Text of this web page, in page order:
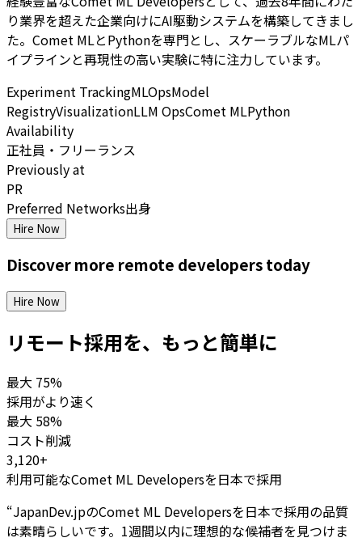
り業界を超えた企業向けにAI駆動システムを構築してきまし
た。Comet MLとPythonを専門とし、スケーラブルなMLパ
イプラインと再現性の高い実験に特に注力しています。
Experiment TrackingMLOpsModel
RegistryVisualizationLLM OpsComet MLPython
Availability
正社員・フリーランス
Previously at
PR
Preferred Networks出身
Hire Now
Discover more remote developerstoday
Hire Now
リモート採用を、もっと簡単に
最大 75%
採用がより速く
最大 58%
コスト削減
3,120+
利用可能なComet ML Developersを日本で採用
“JapanDev.jpのComet ML Developersを日本で採用の品質
は素晴らしいです。1週間以内に理想的な候補者を見つけま